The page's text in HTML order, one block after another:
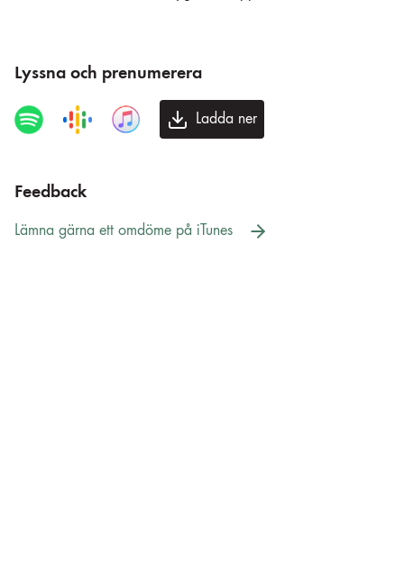
Lyssna och prenumerera
Ladda ner
Feedback
Lämna gärna ett omdöme på iTunes